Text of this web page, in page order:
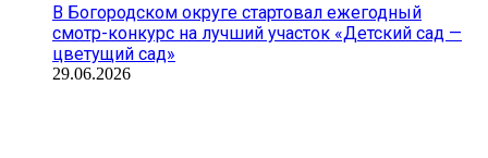
В Богородском округе стартовал ежегодный
смотр-конкурс на лучший участок «Детский сад —
цветущий сад»
29.06.2026